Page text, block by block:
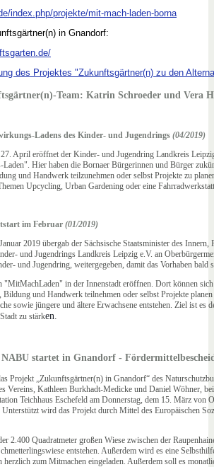
index.php/projekte/mit-mach-laden-borna
in Gnandorf:
des Projektes "Zukunftsgärtner(n) zu den
Team: Katrin Schroeder und Vera
Ladens des Kinder- und Jugendrings (04/2019)
April eröffnet der Kinder- und Jugendring Landkreis
Hier haben die Bornaer Bürgerinnen und Bürger
und Handwerk teilzunehmen oder selbst Projekte zu
Upcycling, Urban Gardening oder eine
im Februar (01/2019)
2019 übergab der Sächsische Staatsminister des
und Jugendrings Landkreis Leipzig e.V. an
und Jugendring, weitergegeben, damit das Vorhaben bald
"MitMachLaden" in der Innenstadt eröffnen. Dort können
und Handwerk teilnehmen oder selbst Projekte
sowie jüngere und ältere Erwachsene entstehen. Ziel ist
zu stärken.
startet in Gnandorf -
Projekt „Zukunftsgärtner(n) in Gnandorf“ des
Vereins, Kathleen Burkhadt-Medicke und Daniel Wöhner,
Teichhaus Eschefeld am Donnerstag, dem 15. März von
wird das Projekt durch Mittel des Europäischen
2.400 Quadratmeter großen Wiese zwischen der
entstehen. Außerdem wird es eine
herzlich zum Mitmachen eingeladen. Außerdem soll es